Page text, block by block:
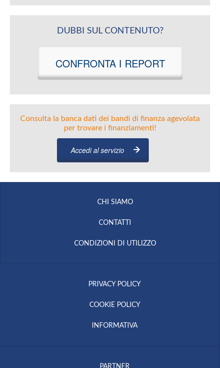
DUBBI SUL CONTENUTO?
CONFRONTA I REPORT
Consulta la banca dati dei bandi di finanza agevolata
per trovare i finanziamenti!
Accedi al servizio
CHI SIAMO
CONTATTI
CONDIZIONI DI UTILIZZO
PRIVACY POLICY
COOKIE POLICY
INFORMATIVA
PARTNER